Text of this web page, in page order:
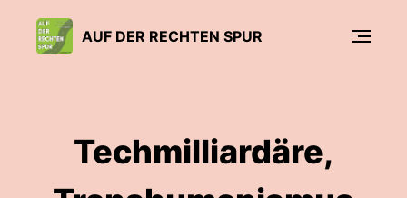
AUF DER RECHTEN SPUR
Techmilliardäre,